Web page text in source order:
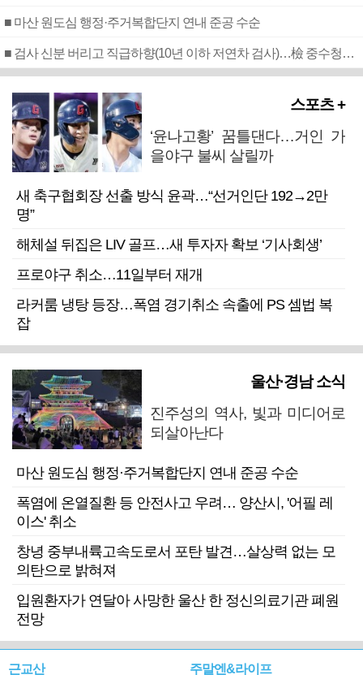
■ 마산 원도심 행정·주거복합단지 연내 준공 수순
■ 검사 신분 버리고 직급하향(10년 이하 저연차 검사)…檢 중수청행 기피
스포츠 +
‘윤나고황’ 꿈틀댄다…거인 가
을야구 불씨 살릴까
새 축구협회장 선출 방식 윤곽…“선거인단 192→2만
명”
해체설 뒤집은 LIV 골프…새 투자자 확보 ‘기사회생’
프로야구 취소…11일부터 재개
라커룸 냉탕 등장…폭염 경기취소 속출에 PS 셈법 복
잡
울산·경남 소식
진주성의 역사, 빛과 미디어로
되살아난다
마산 원도심 행정·주거복합단지 연내 준공 수순
폭염에 온열질환 등 안전사고 우려… 양산시, '어필 레
이스' 취소
창녕 중부내륙고속도로서 포탄 발견…살상력 없는 모
의탄으로 밝혀져
입원환자가 연달아 사망한 울산 한 정신의료기관 폐원
전망
근교산 주말엔&라이프